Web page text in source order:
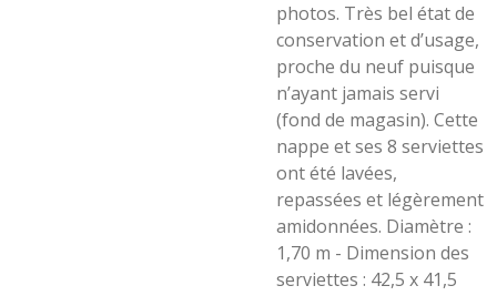
photos. Très bel état de
conservation et d’usage,
proche du neuf puisque
n’ayant jamais servi
(fond de magasin). Cette
nappe et ses 8 serviettes
ont été lavées,
repassées et légèrement
amidonnées. Diamètre :
1,70 m - Dimension des
serviettes : 42,5 x 41,5